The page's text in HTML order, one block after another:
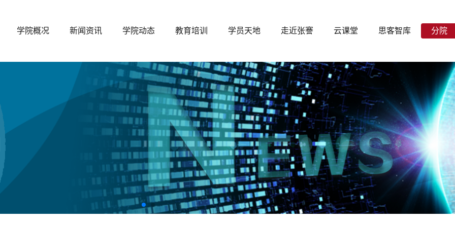
学院概况 新闻资讯 学院动态 教育培训 学员天地 走近张謇 云课堂 思客智库 分院